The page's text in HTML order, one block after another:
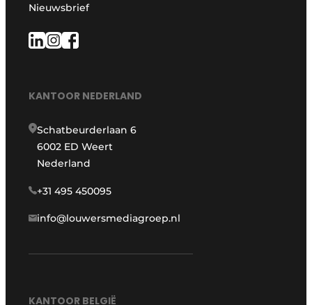
Nieuwsbrief
KANTOOR NEDERLAND
Schatbeurderlaan 6
6002 ED Weert
Nederland
+31 495 450095
info@louwersmediagroep.nl
KANTOOR BELGIË